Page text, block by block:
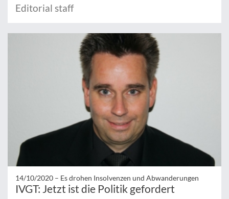
Editorial staff
14/10/2020 – Es drohen Insolvenzen und Abwanderungen
IVGT: Jetzt ist die Politik gefordert